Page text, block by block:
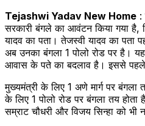
Tejashwi Yadav New Home :
सरकारी बंगले का आवंटन किया गया
यादव का पता। तेजस्वी यादव का पता
अब उनका बंगला 1 पोलो रोड पर है।
आवास के पते का बदलाव है। इससे पहले
मुख्यमंत्री के लिए 1 अणे मार्ग पर बंगला
के लिए 1 पोलो रोड पर बंगला तय होता
सम्राट चौधरी और विजय सिन्हा को